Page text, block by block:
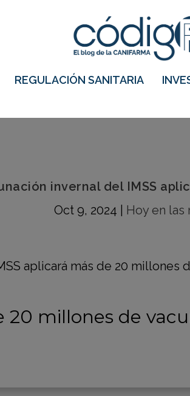
REGULACIÓN SANITARIA
invernal del IMSS
Oct 9, 2024
Hoy en las
20 millones de